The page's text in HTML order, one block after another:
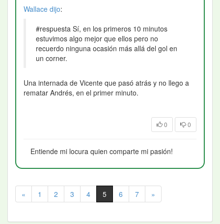
Wallace dijo:
#respuesta Sí, en los primeros 10 minutos
estuvimos algo mejor que ellos pero no
recuerdo ninguna ocasión más allá del gol en
un corner.
Una internada de Vicente que pasó atrás y no llego a
rematar Andrés, en el primer minuto.
0 0
Entiende mi locura quien comparte mi pasión!
« 1 2 3 4 5 6 7 »